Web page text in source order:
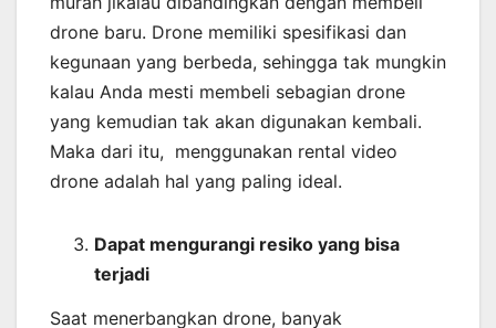
drone baru. Drone memiliki spesifikasi dan
kegunaan yang berbeda, sehingga tak mungkin
kalau Anda mesti membeli sebagian drone
yang kemudian tak akan digunakan kembali.
Maka dari itu, menggunakan rental video
drone adalah hal yang paling ideal.
Dapat mengurangi resiko yang bisa
terjadi
Saat menerbangkan drone, banyak